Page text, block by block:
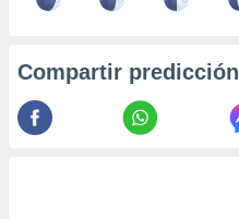
Compartir predicción